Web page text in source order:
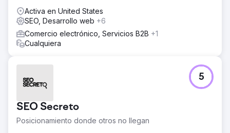
Activa en United States
SEO, Desarrollo web +6
Comercio electrónico, Servicios B2B +1
Cualquiera
SEO Secreto
Posicionamiento donde otros no llegan
5